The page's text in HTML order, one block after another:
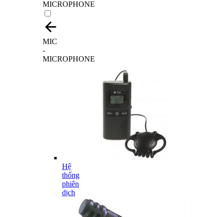
MICROPHONE
MIC
-
MICROPHONE
Hệ
thống
phiên
dịch